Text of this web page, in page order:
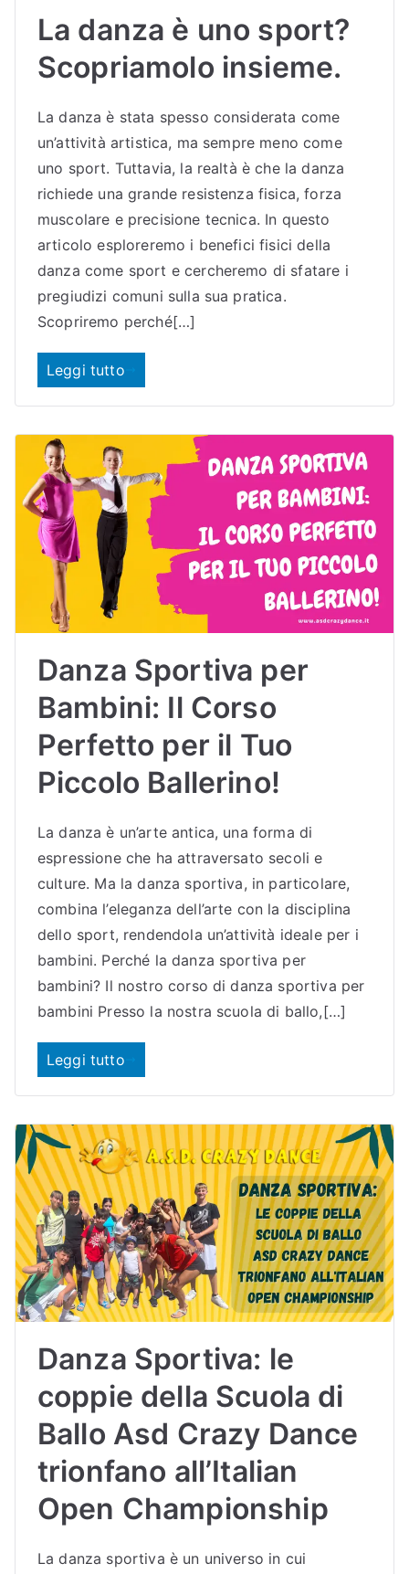
La danza è uno sport?
Scopriamolo insieme.
La danza è stata spesso considerata come
un’attività artistica, ma sempre meno come
uno sport. Tuttavia, la realtà è che la danza
richiede una grande resistenza fisica, forza
muscolare e precisione tecnica. In questo
articolo esploreremo i benefici fisici della
danza come sport e cercheremo di sfatare i
pregiudizi comuni sulla sua pratica.
Scopriremo perché[…]
Leggi tutto
Danza Sportiva per
Bambini: Il Corso
Perfetto per il Tuo
Piccolo Ballerino!
La danza è un’arte antica, una forma di
espressione che ha attraversato secoli e
culture. Ma la danza sportiva, in particolare,
combina l’eleganza dell’arte con la disciplina
dello sport, rendendola un’attività ideale per i
bambini. Perché la danza sportiva per
bambini? Il nostro corso di danza sportiva per
bambini Presso la nostra scuola di ballo,[…]
Leggi tutto
Danza Sportiva: le
coppie della Scuola di
Ballo Asd Crazy Dance
trionfano all’Italian
Open Championship
La danza sportiva è un universo in cui